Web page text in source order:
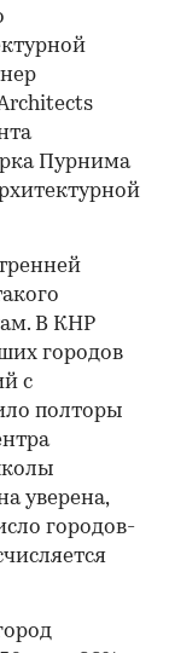
Пурнима
В КНР
городов
с
полторы
уверена,
городов-